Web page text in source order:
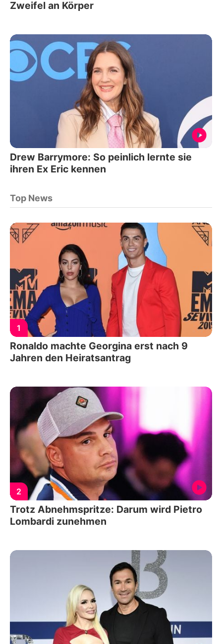
Zweifel an Körper
Drew Barrymore: So peinlich lernte sie
ihren Ex Eric kennen
Top News
1
Ronaldo machte Georgina erst nach 9
Jahren den Heiratsantrag
2
Trotz Abnehmspritze: Darum wird Pietro
Lombardi zunehmen